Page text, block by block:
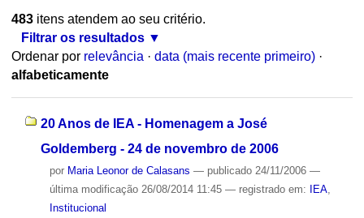
483itens atendem ao seu critério.
Filtrar os resultados
Ordenar por relevância · data (mais recente primeiro) ·
alfabeticamente
20 Anos de IEA - Homenagem a José
Goldemberg - 24 de novembro de 2006
por Maria Leonor de Calasans — publicado24/11/2006 —
última modificação26/08/2014 11:45 — registrado em: IEA,
Institucional